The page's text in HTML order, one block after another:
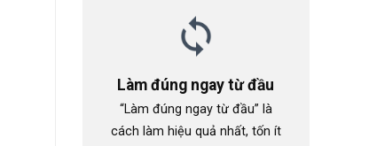
Làm đúng ngay từ đầu
“Làm đúng ngay từ đầu” là
cách làm hiệu quả nhất, tốn ít